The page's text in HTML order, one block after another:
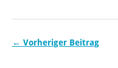
← Vorheriger Beitrag